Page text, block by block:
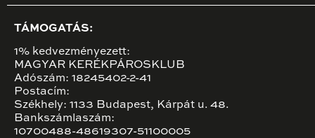
TÁMOGATÁS:
1% kedvezményezett:
MAGYAR KERÉKPÁROSKLUB
Adószám: 18245402-2-41
Postacím:
Székhely: 1133 Budapest, Kárpát u. 48.
Bankszámlaszám:
10700488-48619307-51100005